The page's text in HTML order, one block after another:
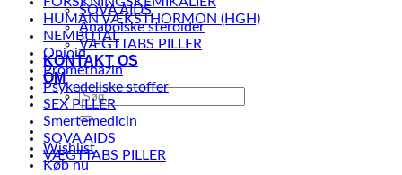
SOVA AIDS
Anabolske steroider
VÆGTTABS PILLER
KONTAKT OS
OM
Søg
efter:
Wishlist
Køb nu
HUMAN VÆKSTHORMON (HGH)
NEMBUTAL
Opioid
Promethazin
Psykedeliske stoffer
SEX PILLER
Smertemedicin
SOVA AIDS
VÆGTTABS PILLER